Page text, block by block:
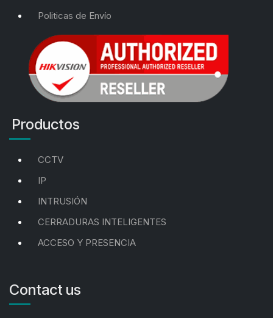
Politicas de Envío
Productos
CCTV
IP
INTRUSIÓN
CERRADURAS INTELIGENTES
ACCESO Y PRESENCIA
Contact us